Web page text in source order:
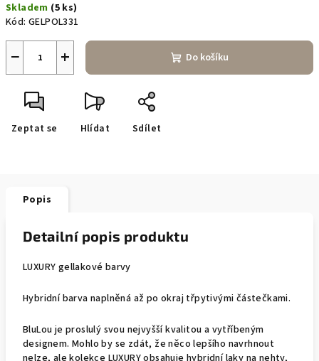
cena:
Skladem (5 ks)
Kód: GELPOL331
+
− Do košíku
Zeptat se Hlídat Sdílet
Popis
Detailní popis produktu
LUXURY gellakové barvy
Hybridní barva naplněná až po okraj třpytivými částečkami.
BluLou je proslulý svou nejvyšší kvalitou a vytříbeným
designem. Mohlo by se zdát, že něco lepšího navrhnout
nelze, ale kolekce LUXURY obsahuje hybridní laky na nehty,